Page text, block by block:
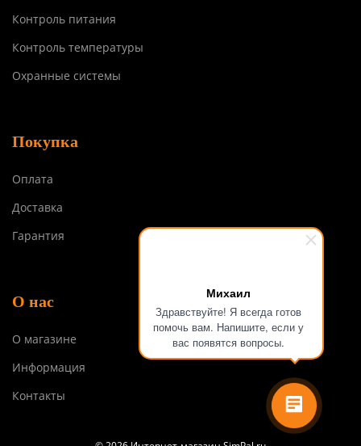
Михаил
Здравствуйте! Я всегда готов
помочь вам. Напишите, если у
вас появятся вопросы.
Контроль питания
Контроль температуры
Охранные системы
Покупка
Оплата
Доставка
Гарантия
О нас
О магазине
Информация
Контакты